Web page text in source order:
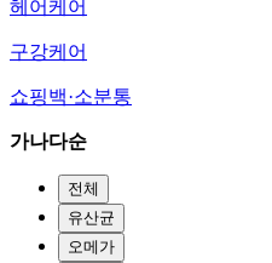
헤어케어
구강케어
쇼핑백·소분통
가나다순
전체
유산균
오메가